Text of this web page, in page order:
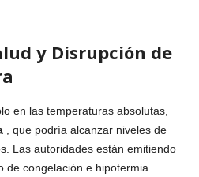
y Disrupción de
en las temperaturas absolutas,
, que podría alcanzar niveles de
Las autoridades están emitiendo
congelación e hipotermia.